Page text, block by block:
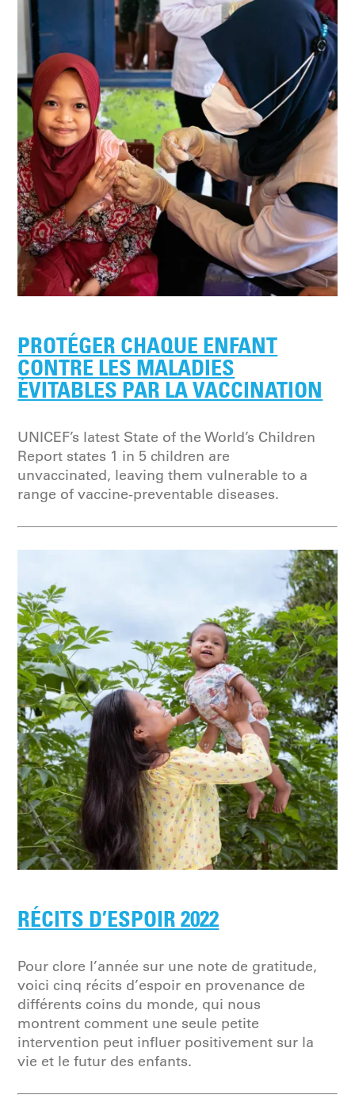
PROTÉGER CHAQUE ENFANT
CONTRE LES MALADIES
ÉVITABLES PAR LA VACCINATION
UNICEF’s latest State of the World’s Children
Report states 1 in 5 children are
unvaccinated, leaving them vulnerable to a
range of vaccine-preventable diseases.
RÉCITS D’ESPOIR 2022
Pour clore l’année sur une note de gratitude,
voici cinq récits d’espoir en provenance de
différents coins du monde, qui nous
montrent comment une seule petite
intervention peut influer positivement sur la
vie et le futur des enfants.